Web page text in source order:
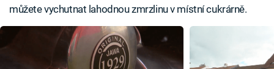
můžete vychutnat lahodnou zmrzlinu v místní cukrárně.